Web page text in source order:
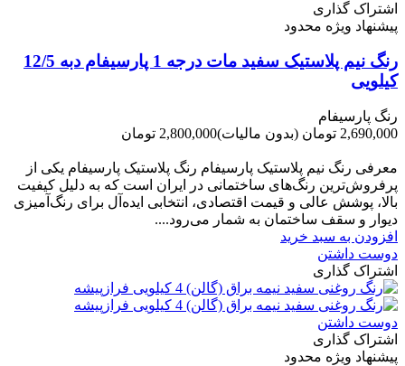
اشتراک گذاری
پیشنهاد ویژه محدود
رنگ نیم پلاستیک سفید مات درجه 1 پارسیفام دبه 12/5
کیلویی
رنگ پارسیفام
2,690,000 تومان
(بدون مالیات)2,800,000 تومان
معرفی رنگ نیم پلاستیک پارسیفام رنگ پلاستیک پارسیفام یکی از
پرفروش‌ترین رنگ‌های ساختمانی در ایران است که به دلیل کیفیت
بالا، پوشش عالی و قیمت اقتصادی، انتخابی ایده‌آل برای رنگ‌آمیزی
دیوار و سقف ساختمان به شمار می‌رود....
افزودن به سبد خرید
دوست داشتن
اشتراک گذاری
دوست داشتن
اشتراک گذاری
پیشنهاد ویژه محدود